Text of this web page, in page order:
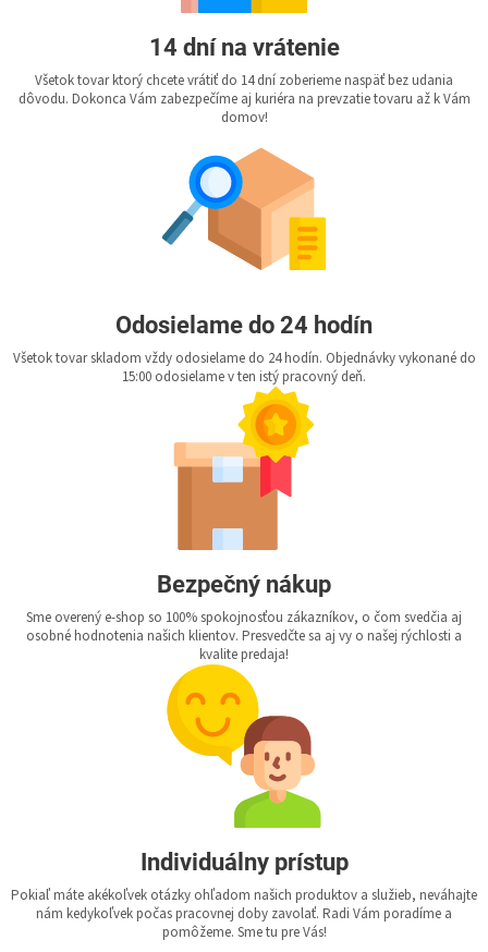
14 dní na vrátenie
Všetok tovar ktorý chcete vrátiť do 14 dní zoberieme naspäť bez udania
dôvodu. Dokonca Vám zabezpečíme aj kuriéra na prevzatie tovaru až k Vám
domov!
Odosielame do 24 hodín
Všetok tovar skladom vždy odosielame do 24 hodín. Objednávky vykonané do
15:00 odosielame v ten istý pracovný deň.
Bezpečný nákup
Sme overený e-shop so 100% spokojnosťou zákazníkov, o čom svedčia aj
osobné hodnotenia našich klientov. Presvedčte sa aj vy o našej rýchlosti a
kvalite predaja!
Individuálny prístup
Pokiaľ máte akékoľvek otázky ohľadom našich produktov a služieb, neváhajte
nám kedykoľvek počas pracovnej doby zavolať. Radi Vám poradíme a
pomôžeme. Sme tu pre Vás!